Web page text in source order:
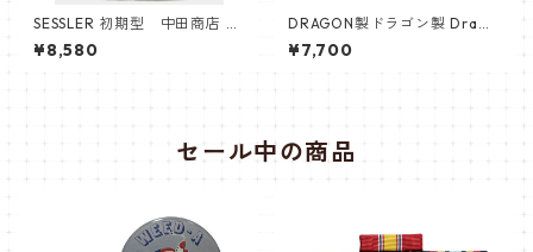
SESSLER 初期型 中田商店 セ
スラー ジャングルファティー
グ ジャケット JUNGLE FATIG
¥8,580
DRAGON製ドラゴン製 Drago
n.co ベトナム ナム戦 ODブー
ニーハットOG107 トロピカル
¥7,700
セール中の商品